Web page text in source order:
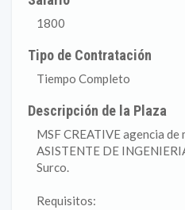
1800
Tipo de Contratación
Tiempo Completo
Descripción de la Plaza
MSF CREATIVE agencia de
ASISTENTE DE
Surco.
Requisitos: